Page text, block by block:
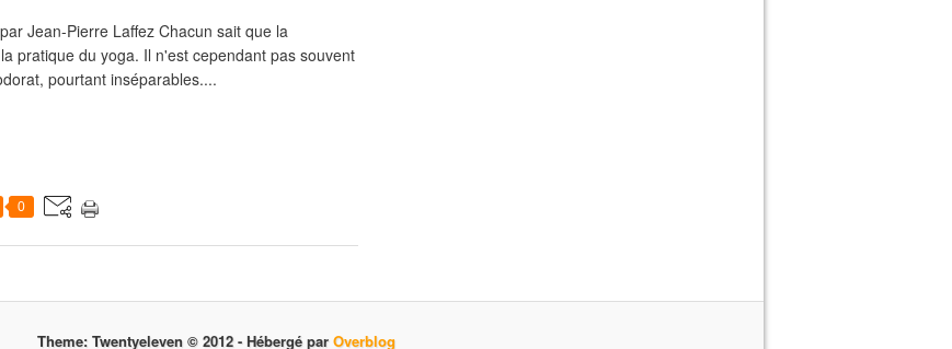
Jean-Pierre Laffez Chacun sait que la
pratique du yoga. Il n'est cependant pas souvent
pourtant inséparables....
0
Theme: Twentyeleven © 2012 - Hébergé par Overblog